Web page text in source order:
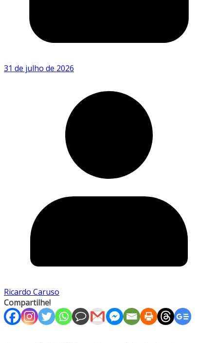
31 de julho de 2026
Ricardo Caruso
Compartilhe!